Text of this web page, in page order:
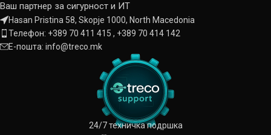
Ваш партнер за сигурност и ИТ
Hasan Pristina 58, Skopje 1000, North Macedonia
Телефон: +389 70 411 415 , +389 70 414 142
Е-пошта: info@treco.mk
24/7 техничка подршка